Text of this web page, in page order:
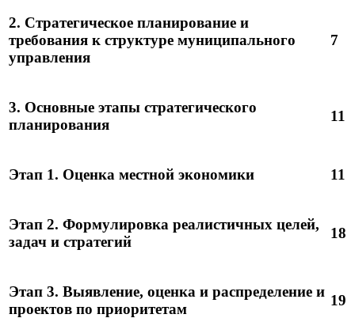
2. Стратегическое планирование и
требования к структуре муниципального
управления
7
3. Основные этапы стратегического
планирования
11
Этап 1. Оценка местной экономики 11
Этап 2. Формулировка реалистичных целей,
задач и стратегий
18
Этап 3. Выявление, оценка и распределение и
проектов по приоритетам
19